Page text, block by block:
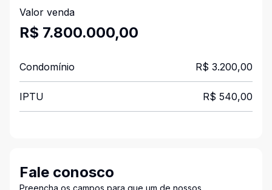
Valor venda
R$ 7.800.000,00
Condomínio R$ 3.200,00
IPTU R$ 540,00
Fale conosco
Preencha os campos para que um de nossos